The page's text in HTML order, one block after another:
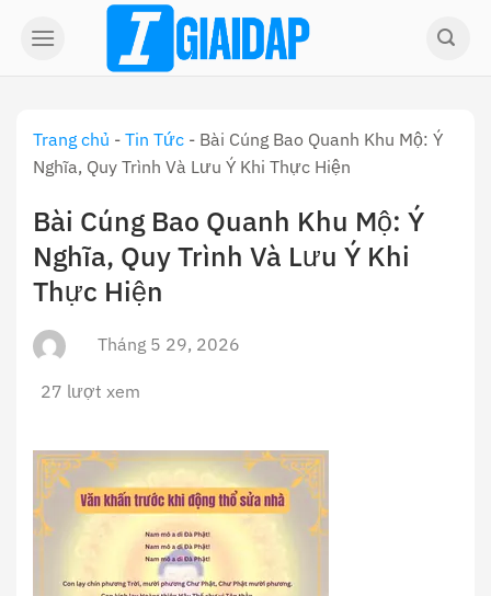
Trang chủ - Tin Tức - Bài Cúng Bao Quanh Khu Mộ: Ý
Nghĩa, Quy Trình Và Lưu Ý Khi Thực Hiện
Bài Cúng Bao Quanh Khu Mộ: Ý
Nghĩa, Quy Trình Và Lưu Ý Khi
Thực Hiện
Tháng 5 29, 2026
27 lượt xem